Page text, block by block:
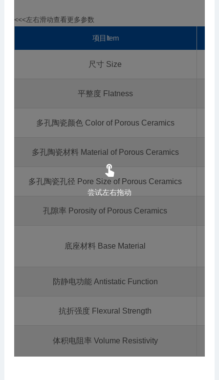
<<<左右滑动查看更多参数

尝试左右拖动
项目ltem
尺寸 Size
平整度 Flatness
多孔陶瓷颜色 Color of Porous Ceramics
多孔陶瓷材料 Material of Porous Ceramics
多孔陶瓷孔径 Pore Size of Porous Ceramics
孔隙率 Porosity of Porous Ceramics
底座材料 Base Material
防静电功能 Antistatic Function
抗折强度 Flexural Strength
体积电阻率 Volume Resistivity